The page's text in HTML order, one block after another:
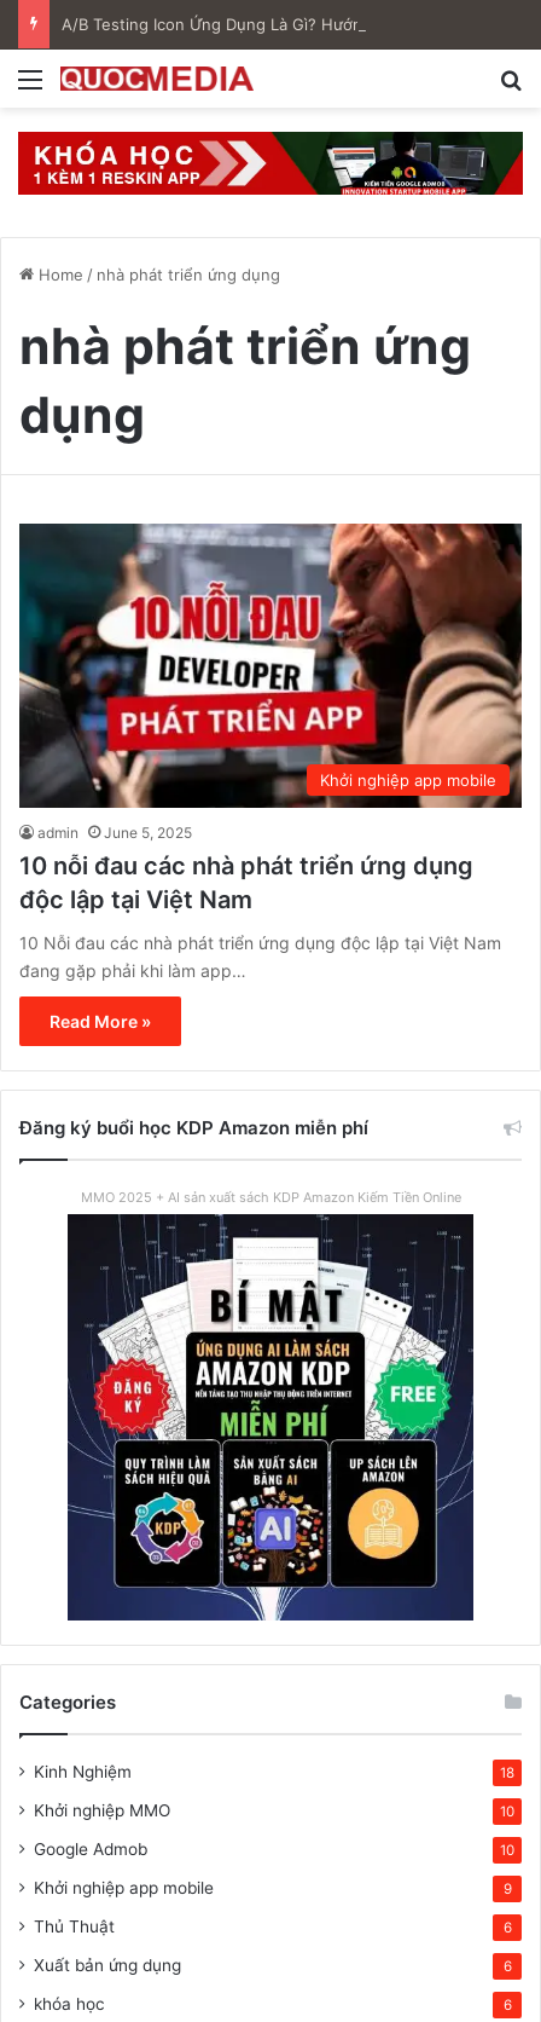
Menu
Home / nhà phát triển ứng dụng
nhà phát triển ứng
dụng
Khởi nghiệp app mobile
admin June 5, 2025
10 nỗi đau các nhà phát triển ứng dụng
độc lập tại Việt Nam
10 Nỗi đau các nhà phát triển ứng dụng độc lập tại Việt Nam
đang gặp phải khi làm app…
Read More »
Đăng ký buổi học KDP Amazon miễn phí
MMO 2025 + AI sản xuất sách KDP Amazon Kiếm Tiền Online
Categories
Kinh Nghiệm 18
Khởi nghiệp MMO 10
Google Admob 10
Khởi nghiệp app mobile 9
Thủ Thuật 6
Xuất bản ứng dụng 6
khóa học 6